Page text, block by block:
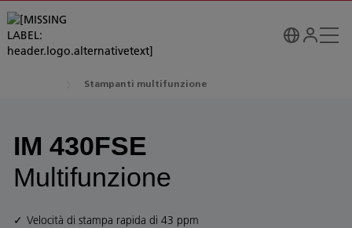
Stampanti multifunzione
IM 430FSE
Multifunzione
Velocità di stampa rapida di 43 ppm